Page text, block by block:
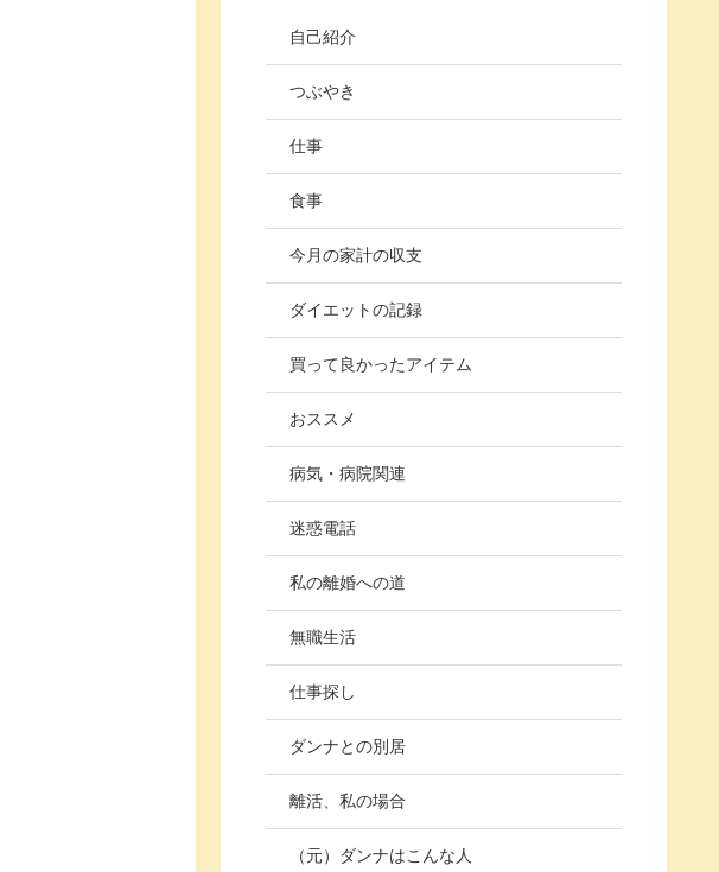
自己紹介
つぶやき
仕事
食事
今月の家計の収支
ダイエットの記録
買って良かったアイテム
おススメ
病気・病院関連
迷惑電話
私の離婚への道
無職生活
仕事探し
ダンナとの別居
離活、私の場合
（元）ダンナはこんな人